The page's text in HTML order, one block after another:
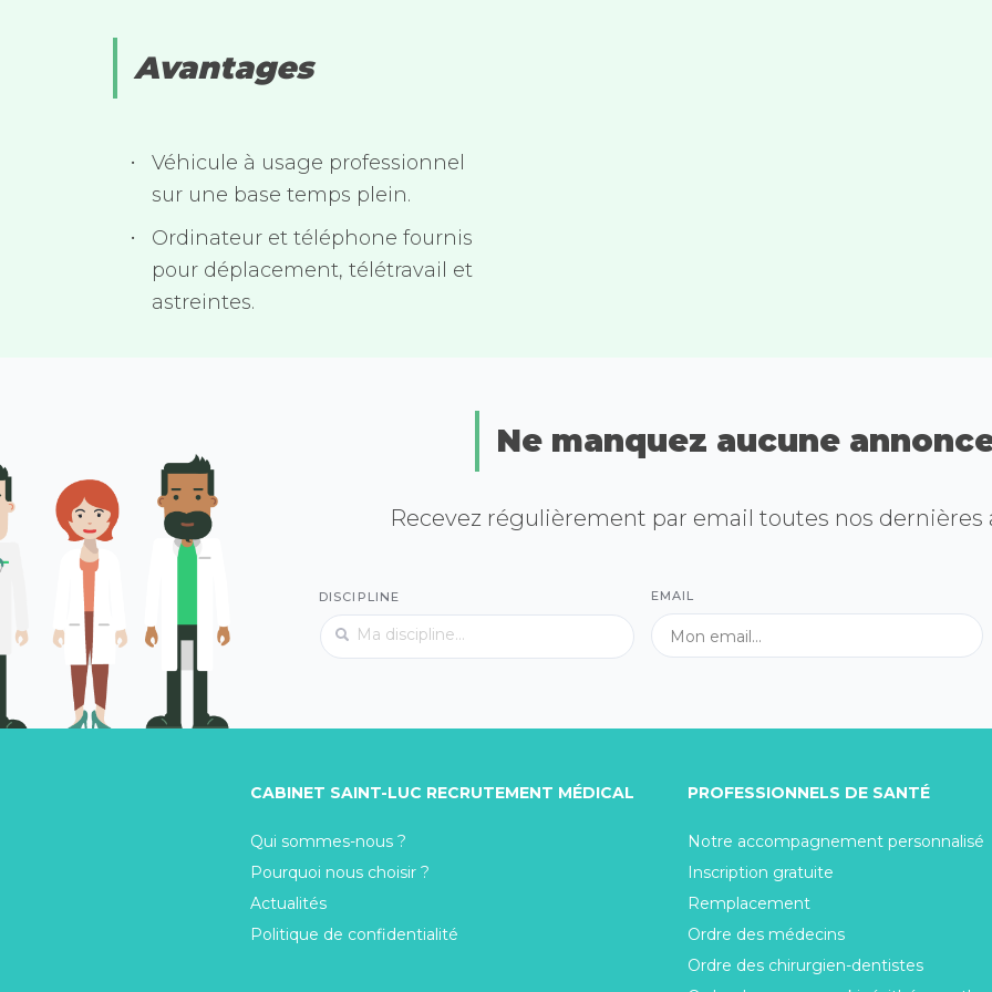
Avantages
Véhicule à usage professionnel
sur une base temps plein.
Ordinateur et téléphone fournis
pour déplacement, télétravail et
astreintes.
Ne manquez aucune
Recevez régulièrement par email toutes nos dernières
DISCIPLINE EMAIL
CABINET SAINT-LUC RECRUTEMENT MÉDICAL
Qui sommes-nous ?
Pourquoi nous choisir ?
Actualités
Politique de confidentialité
PROFESSIONNELS DE SANTÉ
Notre accompagnement personnalisé
Inscription gratuite
Remplacement
Ordre des médecins
Ordre des chirurgien-dentistes